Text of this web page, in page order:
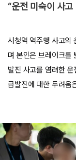
“운전 미숙이 사
시청역 역주행 사고의
며 본인은 브레이크를
발진 사고를 염려한
급발진에 대한 두려움